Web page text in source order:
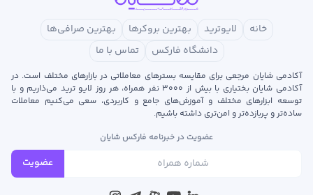
خانه لایوترید بهترین بروکرها
بهترین صرافی‌ها
دانشگاه فارکس
تماس با ما
آکادمی شایان مرجعی برای مقایسه بسترهای معاملاتی در بازارهای مختلف است. در
آکادمی شایان بختیاری با بیش از ۳۰۰۰ نفر همراه، هر روز لایو ترید می‌ذاریم و با
توسعه‌ ابزارهای مختلف و آموزش‌های جامع و کاربردی، سعی می‌کنیم معاملات
ساده‌تر و پربازده‌تر و امن‌تری داشته باشیم.
عضویت در خبرنامه فارکس شایان
عضویت